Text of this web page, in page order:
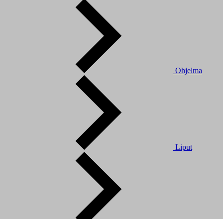
Ohjelma
Liput